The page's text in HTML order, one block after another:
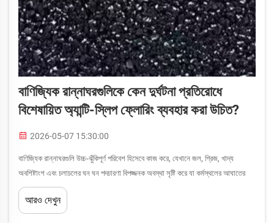
বাণিজ্যিক রান্নাঘরগুলিকে কেন দুর্ঘটনা প্রতিরোধে
বিশেষায়িত অ্যান্টি-স্লিপ ফ্লোরিং ব্যবহার করা উচিত?
2026-05-07 15:30:00
বাণিজ্যিক রান্নাঘরগুলি উচ্চ-ঝুঁকিপূর্ণ পরিবেশ হিসেবে কাজ করে, যেখানে জল, গ্রিজ, খাদ্য
অবশিষ্টাংশ এবং চলাচলের ঘন ঘন পদচারণা বিপজ্জনক অবস্থা সৃষ্টি করে যা কর্মস্থলের আঘাতের
সম্ভাবনা বাড়ায়। ভিজে পৃষ্ঠ, ছড়িয়ে পড়া তরল এবং রাস্তার...
আরও দেখুন